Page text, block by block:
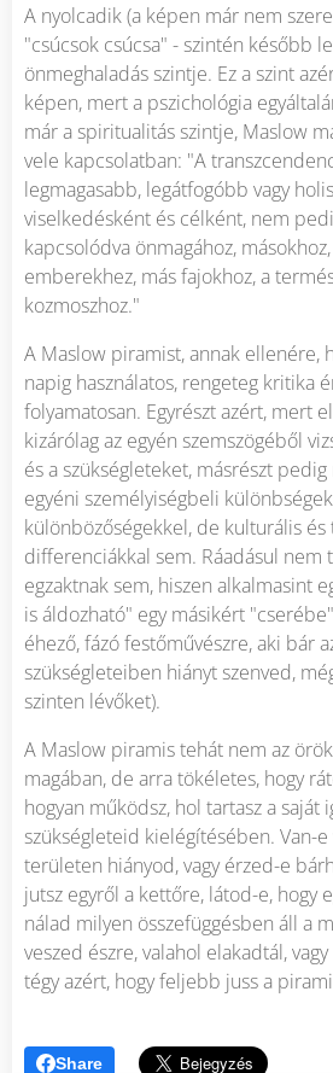
A nyolcadik (a képen már nem
"csúcsok csúcsa" - szintén később
önmeghaladás szintje. Ez a szint
képen, mert a pszichológia
már a spiritualitás szintje, Maslow
vele kapcsolatban: "A
legmagasabb, legátfogóbb vagy
viselkedésként és célként, nem
kapcsolódva önmagához,
emberekhez, más fajokhoz, a
kozmoszhoz."
A Maslow piramist, annak ellenére,
napig használatos, rengeteg kritika
folyamatosan. Egyrészt azért, mert
kizárólag az egyén szemszögéből
és a szükségleteket, másrészt
egyéni személyiségbeli
különbözőségekkel, de kulturális és
differenciákkal sem. Ráadásul nem
egzaktnak sem, hiszen alkalmasint
is áldozható" egy másikért
éhező, fázó festőművészre, aki bár
szükségleteiben hiányt szenved,
szinten lévőket).
A Maslow piramis tehát nem az
magában, de arra tökéletes, hogy
hogyan működsz, hol tartasz a saját
szükségleteid kielégítésében. Van-
területen hiányod, vagy érzed-e
jutsz egyről a kettőre, látod-e, hogy
nálad milyen összefüggésben áll a
veszed észre, valahol elakadtál,
tégy azért, hogy feljebb juss a
Share